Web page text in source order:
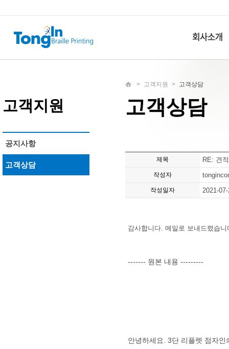
고객지원
공지사항
고객상담
> 고객지원 > 고객상담
고객상담
제목 RE: 견
작성자
작성일자 2021-
감사합니다. 메일로 보내드렸습니
------- 원본 내용 ---------
안녕하세요. 3단 리플렛 점자인